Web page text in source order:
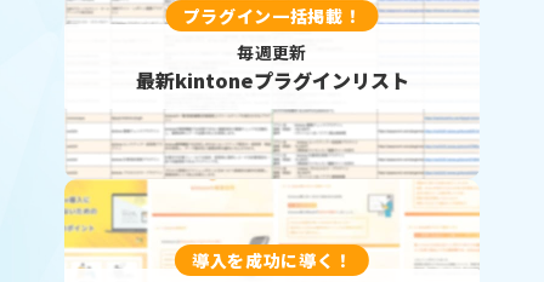
プラグイン一括掲載！
毎週更新
最新kintoneプラグインリスト
導入を成功に導く！